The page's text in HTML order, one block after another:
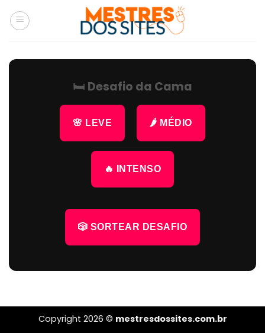
🛏 Desafio da Cama
🌸 LEVE 🌶 MÉDIO
🔥 INTENSO
🎲 SORTEAR DESAFIO
Copyright 2026 © mestresdossites.com.br